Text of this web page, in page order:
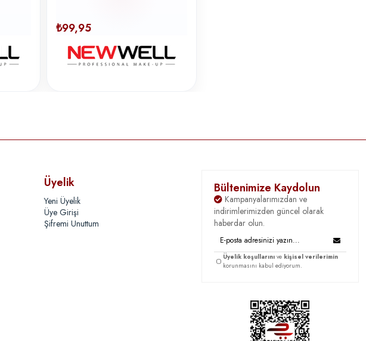
₺99,95
Üyelik
Yeni Üyelik
Üye Girişi
Şifremi Unuttum
Bültenimize Kaydolun
Kampanyalarımızdan ve
indirimlerimizden güncel olarak
haberdar olun.
Üyelik koşullarını ve kişisel verilerimin
korunmasını kabul ediyorum.